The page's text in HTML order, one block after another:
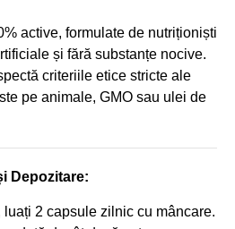
active, formulate de nutriționiști
și fără substanțe nocive.
criteriile etice stricte ale
pe animale, GMO sau ulei de
Depozitare:
2 capsule zilnic cu mâncare.